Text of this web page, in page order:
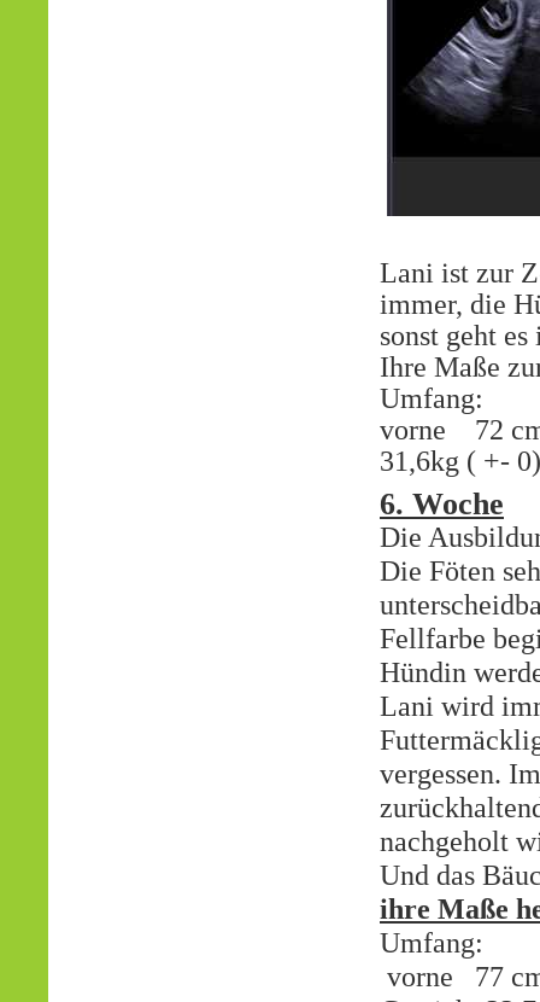
Lani ist zur
immer, die
sonst geht
Ihre Maße
Umfang:
vorne 72
31,6kg ( +- 0)
6. Woche
Die
Die Föten
Fellfarbe
Hündin
Lani wird
vergessen.
nachgeholt
Und das
ihre Maße
Umfang:
vorne 77